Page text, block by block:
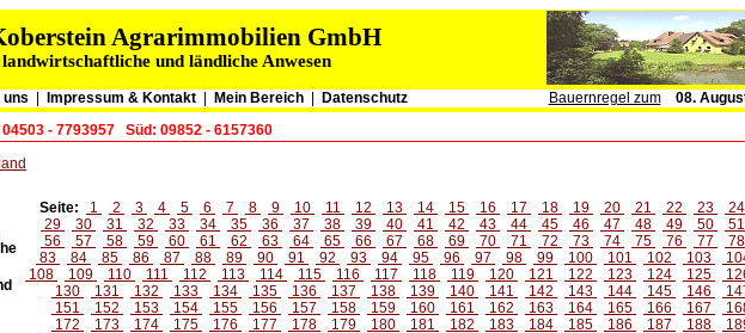
Agrarimmobilien GmbH
und ländliche Anwesen
uns Impressum & Kontakt| Mein Bereich Datenschutz Bauernregel zum
08.
- 7793957 Süd: 09852 - 6157360
Seite: 1 2 3 4 5 6 7 8 9 10 11 12 13 14 15 16 17 18 19 20 21 22 23 24
29
30 31 32 33 34 35 36 37 38 39 40 41 42 43 44 45 46 47 48 49 50 51
56
57 58 59 60 61 62 63 64 65 66 67 68 69 70 71 72 73 74 75 76 77 78
83
84 85 86 87 88 89 90 91 92 93 94 95 96 97 98 99 100 101 102 103
108
109 110 111 112 113 114 115 116 117 118 119 120 121 122 123 124 125
130
131 132 133 134 135 136 137 138 139 140 141 142 143 144 145 146
151
152 153 154 155 156 157 158 159 160 161 162 163 164 165 166 167
172
173 174 175 176 177 178 179 180 181 182 183 184 185 186 187 188